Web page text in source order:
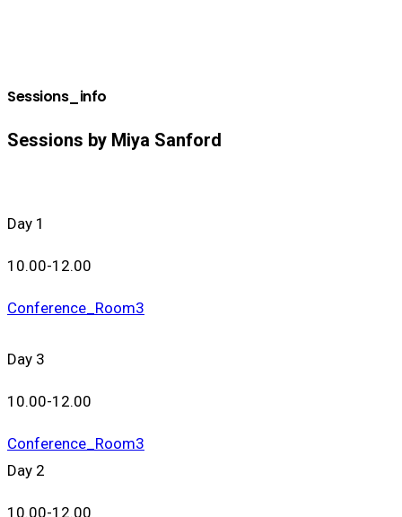
Sessions_info
Sessions by Miya Sanford
Day 1
10.00-12.00
Conference_Room3
Day 3
10.00-12.00
Conference_Room3
Day 2
10.00-12.00